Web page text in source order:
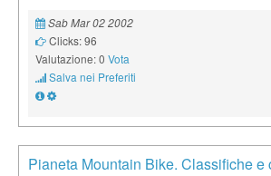
Sab Mar 02 2002
Clicks: 96
Valutazione: 0 Vota
Salva nei Preferiti
Pianeta Mountain Bike. Classifiche